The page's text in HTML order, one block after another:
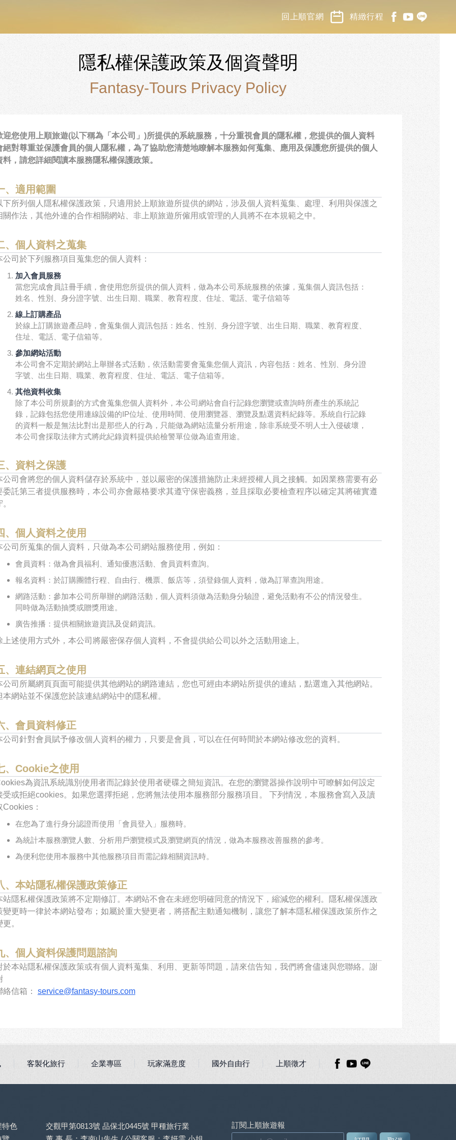
回上順官網 精緻行程
隱私權保護政策及個資聲明
Fantasy-Tours Privacy Policy
迎您使用上順旅遊(以下稱為「本公司」)所提供的系統服務，十分重視會員的隱私權，您提供的個人資料
絕對尊重並保護會員的個人隱私權，為了協助您清楚地瞭解本服務如何蒐集、應用及保護您所提供的個人
料，請您詳細閱讀本服務隱私權保護政策。
、適用範圍
下所列個人隱私權保護政策，只適用於上順旅遊所提供的網站，涉及個人資料蒐集、處理、利用與保護之
關作法，其他外連的合作相關網站、非上順旅遊所僱用或管理的人員將不在本規範之中。
、個人資料之蒐集
公司於下列服務項目蒐集您的個人資料：
加入會員服務
當您完成會員註冊手續，會使用您所提供的個人資料，做為本公司系統服務的依據，蒐集個人資訊包括：
姓名、性別、身分證字號、出生日期、職業、教育程度、住址、電話、電子信箱等
線上訂購產品
於線上訂購旅遊產品時，會蒐集個人資訊包括：姓名、性別、身分證字號、出生日期、職業、教育程度、
住址、電話、電子信箱等。
參加網站活動
本公司會不定期於網站上舉辦各式活動，依活動需要會蒐集您個人資訊，內容包括：姓名、性別、身分證
字號、出生日期、職業、教育程度、住址、電話、電子信箱等。
其他資料收集
除了本公司所規劃的方式會蒐集您個人資料外，本公司網站會自行記錄您瀏覽或查詢時所產生的系統記
錄，記錄包括您使用連線設備的IP位址、使用時間、使用瀏覽器、瀏覽及點選資料紀錄等。系統自行記錄
的資料一般是無法比對出是那些人的行為，只能做為網站流量分析用途，除非系統受不明人士入侵破壞，
本公司會採取法律方式將此紀錄資料提供給檢警單位做為追查用途。
、資料之保護
公司會將您的個人資料儲存於系統中，並以嚴密的保護措施防止未經授權人員之接觸。如因業務需要有必
委託第三者提供服務時，本公司亦會嚴格要求其遵守保密義務，並且採取必要檢查程序以確定其將確實遵
、個人資料之使用
公司所蒐集的個人資料，只做為本公司網站服務使用，例如：
會員資料：做為會員福利、通知優惠活動、會員資料查詢。
報名資料：於訂購團體行程、自由行、機票、飯店等，須登錄個人資料，做為訂單查詢用途。
網路活動：參加本公司所舉辦的網路活動，個人資料須做為活動身分驗證，避免活動有不公的情況發生。
同時做為活動抽獎或贈獎用途。
廣告推播：提供相關旅遊資訊及促銷資訊。
上述使用方式外，本公司將嚴密保存個人資料，不會提供給公司以外之活動用途上。
、連結網頁之使用
公司所屬網頁頁面可能提供其他網站的網路連結，您也可經由本網站所提供的連結，點選進入其他網站。
本網站並不保護您於該連結網站中的隱私權。
、會員資料修正
公司針對會員賦予修改個人資料的權力，只要是會員，可以在任何時間於本網站修改您的資料。
、Cookie之使用
為資訊系統識別使用者而記錄於使用者硬碟之簡短資訊。在您的瀏覽器操作說明中可瞭解如何設定
受或拒絕cookies。如果您選擇拒絕，您將無法使用本服務部分服務項目。 下列情況，本服務會寫入及讀
Cookies：
在您為了進行身分認證而使用「會員登入」服務時。
為統計本服務瀏覽人數、分析用戶瀏覽模式及瀏覽網頁的情況，做為本服務改善服務的參考。
為便利您使用本服務中其他服務項目而需記錄相關資訊時。
、本站隱私權保護政策修正
站隱私權保護政策將不定期修訂。本網站不會在未經您明確同意的情況下，縮減您的權利。隱私權保護政
變更時一律於本網站發布；如屬於重大變更者，將搭配主動通知機制，讓您了解本隱私權保護政策所作之
更。
、個人資料保護問題諮詢
於本站隱私權保護政策或有個人資料蒐集、利用、更新等問題，請來信告知，我們將會儘速與您聯絡。謝
絡信箱： service@fantasy-tours.com
客製化旅行 企業專區 玩家滿意度 國外自由行 上順徵才
特色
交觀甲第0813號 品保北0445號 甲種旅行業
訂閱上順旅遊報